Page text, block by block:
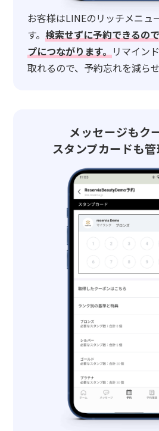
お客様はLINEのリッチメニュ
す。検索せずに予約できるの
プにつながります。リマイン
取れるので、予約忘れを減らせ
メッセージもク
スタンプカードも